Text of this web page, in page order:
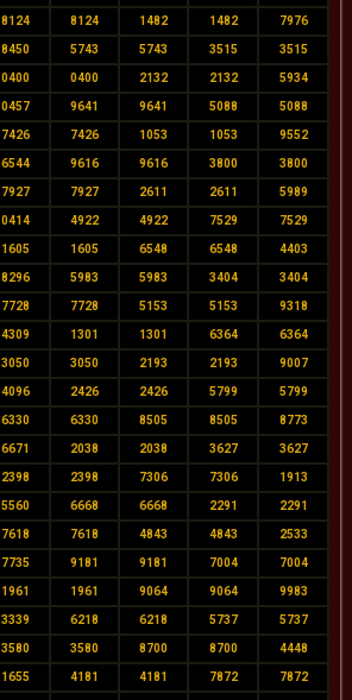
8124 8124 1482 1482 7976
8450 5743 5743 3515 3515
0400 0400 2132 2132 5934
0457 9641 9641 5088 5088
7426 7426 1053 1053 9552
6544 9616 9616 3800 3800
7927 7927 2611 2611 5989
0414 4922 4922 7529 7529
1605 1605 6548 6548 4403
8296 5983 5983 3404 3404
7728 7728 5153 5153 9318
4309 1301 1301 6364 6364
3050 3050 2193 2193 9007
4096 2426 2426 5799 5799
6330 6330 8505 8505 8773
6671 2038 2038 3627 3627
2398 2398 7306 7306 1913
5560 6668 6668 2291 2291
7618 7618 4843 4843 2533
7735 9181 9181 7004 7004
1961 1961 9064 9064 9983
3339 6218 6218 5737 5737
3580 3580 8700 8700 4448
1655 4181 4181 7872 7872